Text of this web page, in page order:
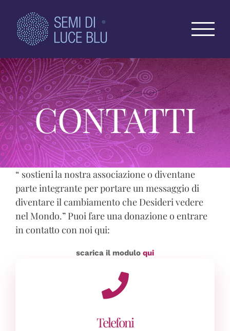
contenuto
CONTATTI
“ sostieni la nostra associazione o diventane
parte integrante per portare un messaggio di
diventare il cambiamento che Desideri vedere
nel Mondo.” Puoi fare una donazione o entrare
in contatto con noi qui:
scarica il modulo qui
Telefoni